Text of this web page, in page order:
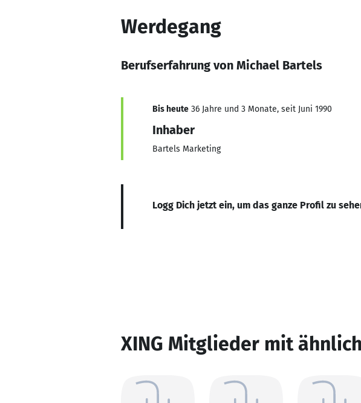
Werdegang
Berufserfahrung von Michael Bartels
Bis heute 36 Jahre und 3 Monate, seit Juni 1990
Inhaber
Bartels Marketing
Logg Dich jetzt ein, um das ganze Profil zu
XING Mitglieder mit